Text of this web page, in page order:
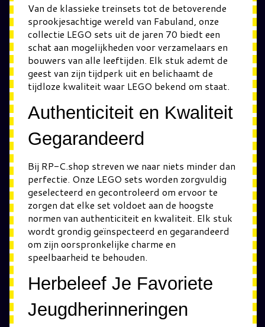
Van de klassieke treinsets tot de betoverende
sprookjesachtige wereld van Fabuland, onze
collectie LEGO sets uit de jaren 70 biedt een
schat aan mogelijkheden voor verzamelaars en
bouwers van alle leeftijden. Elk stuk ademt de
geest van zijn tijdperk uit en belichaamt de
tijdloze kwaliteit waar LEGO bekend om staat.
Authenticiteit en Kwaliteit
Gegarandeerd
Bij RP-C.shop streven we naar niets minder dan
perfectie. Onze LEGO sets worden zorgvuldig
geselecteerd en gecontroleerd om ervoor te
zorgen dat elke set voldoet aan de hoogste
normen van authenticiteit en kwaliteit. Elk stuk
wordt grondig geïnspecteerd en gegarandeerd
om zijn oorspronkelijke charme en
speelbaarheid te behouden.
Herbeleef Je Favoriete
Jeugdherinneringen